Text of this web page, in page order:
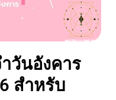
วันอังคาร
สำหรับ